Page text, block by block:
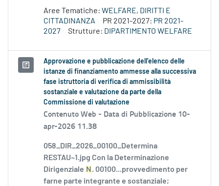
Aree Tematiche: WELFARE, DIRITTI E
CITTADINANZA
PR 2021-2027: PR 2021-
2027
Strutture: DIPARTIMENTO WELFARE
Approvazione e pubblicazione dell’elenco delle
istanze di finanziamento ammesse alla successiva
fase istruttoria di verifica di ammissibilità
sostanziale e valutazione da parte della
Commissione di valutazione
Contenuto Web - Data di Pubblicazione 10-
apr-2026 11.38
058_DIR_2026_00100_Determina
RESTAU~1.jpg Con la Determinazione
Dirigenziale N . 00100...provvedimento per
farne parte integrante e sostanziale;